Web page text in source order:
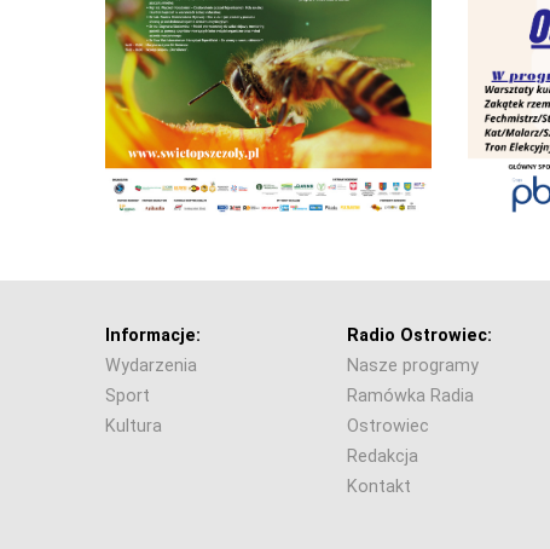
Informacje:
Wydarzenia
Sport
Kultura
Radio Ostrowiec:
Nasze programy
Ramówka Radia
Ostrowiec
Redakcja
Kontakt